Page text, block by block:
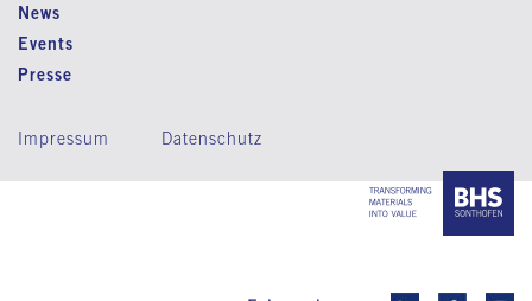
News
Events
Presse
Impressum Datenschutz